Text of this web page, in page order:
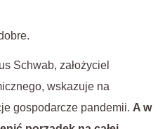
Schwab, założyciel
wskazuje na
gospodarcze pandemii. A w